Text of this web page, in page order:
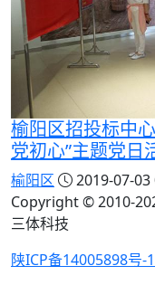
榆阳区招投标中
党初心”主题党日
榆阳区
2019-07-03
Copyright © 2010-
三体科技
陕ICP备14005898号-